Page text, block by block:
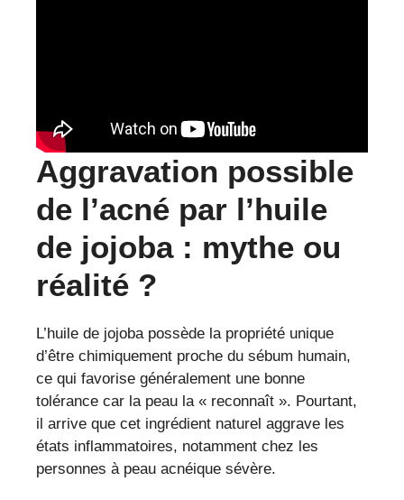
Aggravation possible
de l’acné par l’huile
de jojoba : mythe ou
réalité ?
L’huile de jojoba possède la propriété unique
d’être chimiquement proche du sébum humain,
ce qui favorise généralement une bonne
tolérance car la peau la « reconnaît ». Pourtant,
il arrive que cet ingrédient naturel aggrave les
états inflammatoires, notamment chez les
personnes à peau acnéique sévère.